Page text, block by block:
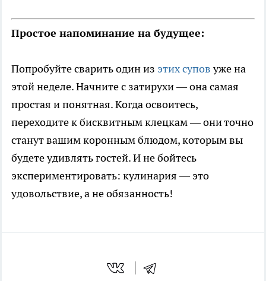
Простое напоминание на будущее:
Попробуйте сварить один из этих суповуже на
этой неделе. Начните с затирухи — она самая
простая и понятная. Когда освоитесь,
переходите к бисквитным клецкам — они точно
станут вашим коронным блюдом, которым вы
будете удивлять гостей. И не бойтесь
экспериментировать: кулинария — это
удовольствие, а не обязанность!